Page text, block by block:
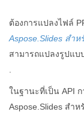
ต้องการแปลงไฟล์
Aspose.Slides สำห
สามารถแปลงรูปแบ
ในฐานะที่เป็น API
Aspose.Slides สำห